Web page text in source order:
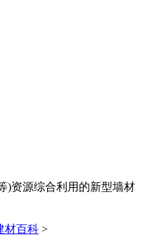
)资源综合利用的新型墙材
材百科 >